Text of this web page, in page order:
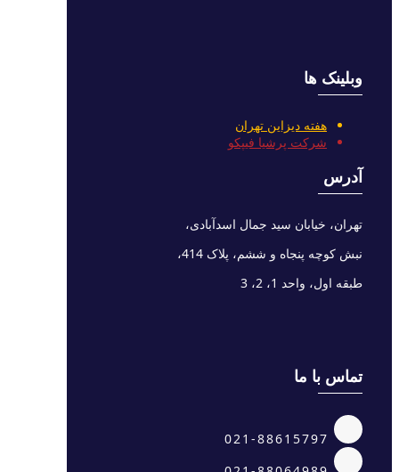
وبلینک ها
هفته دیزاین تهران
شرکت پرشیا فیپکو
آدرس
تهران، خیابان سید جمال اسدآبادی،
نبش کوچه پنجاه و ششم، پلاک 414،
طبقه اول، واحد 1، 2، 3
تماس با ما